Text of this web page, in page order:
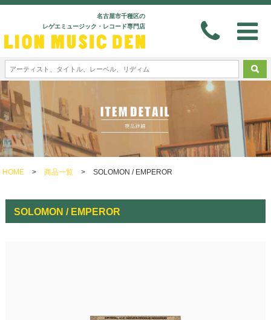
名古屋市千種区の
レゲエミュージック・レコード専門店
HOME > 商品一覧 > SOLOMON / EMPEROR
SOLOMON / EMPEROR